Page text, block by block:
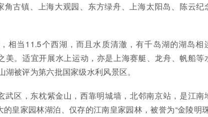
角古镇、上海大观园、东方绿舟、上海太阳岛、陈云纪
相当11.5个西湖，而且水质清澈，有千岛湖的湖岛相
美。适宜开展水上运动，亦是上海赛艇、龙舟、帆船等
被评为第六批国家级水利风景区。
武区，东枕紫金山，西靠明城墙，北邻南京站，是江南
皇家园林湖泊、仅存的江南皇家园林，被誉为“金陵明